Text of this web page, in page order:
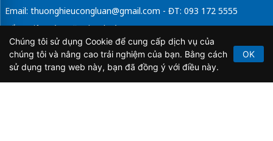
Email: thuonghieucongluan@gmail.com - ĐT: 093 172 5555
Tổng Biên Tập: Vũ Đức Thuận
Giấy phép hoạt động báo chí điện tử số 64/GP-BTTTT do Bộ
Thông tin và Truyền thông cấp ngày 21/2/2020.
Chúng tôi sử dụng Cookie để cung cấp dịch vụ của
chúng tôi và nâng cao trải nghiệm của bạn. Bằng cách
sử dụng trang web này, bạn đã đồng ý với điều này.
OK